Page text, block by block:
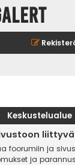
Keskustelualue
foorumiin ja
ja